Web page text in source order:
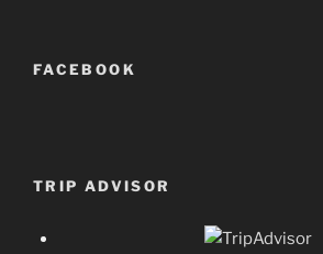
FACEBOOK
TRIP ADVISOR